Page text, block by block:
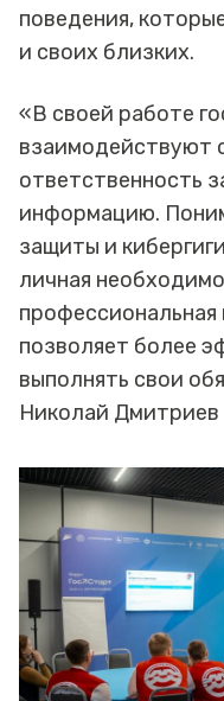
поведения,
и своих близких.
«В своей работе
взаимодействуют
ответственность
информацию.
защиты и
личная
профессиональная
позволяет более
выполнять свои
Николай Дмитриев